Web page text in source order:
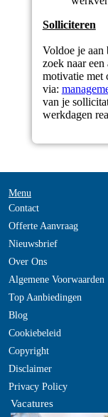
Solliciteren
Voldoe je aan
zoek naar
motivatie met
via:
van je
werkdagen
Menu
Contact
Offerte Aanvraag
Nieuwsbrief
Over Ons
Algemene Voorwaarden
Top Aanbiedingen
Blog
Cookiebeleid
Copyright
Disclaimer
Privacy Policy
Vacatures